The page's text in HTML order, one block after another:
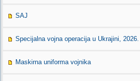
SAJ
Specijalna vojna operacija u Ukrajini,
Maskirna uniforma vojnika